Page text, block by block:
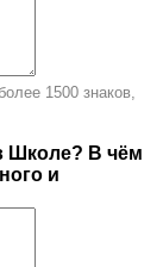
1500 знаков,
Школе? В чём
и